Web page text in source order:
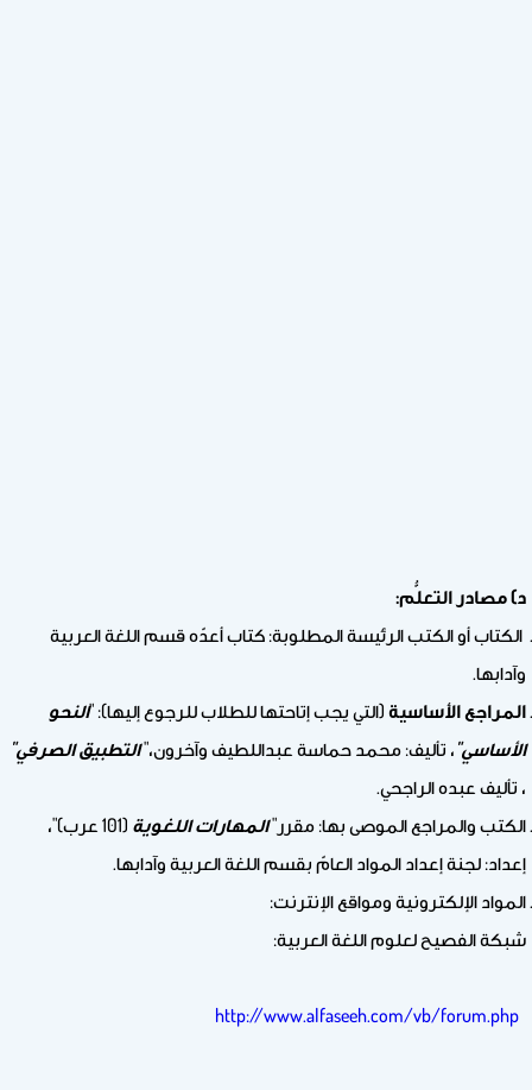
د) مصادر التعلُّم:
الكتاب أو الكتب الرئيسة المطلوبة: كتاب أعدّه قسم اللغة العربية
وآدابها.
المراجع الأساسية (التي يجب إتاحتها للطلاب للرجوع إليها): "النحو
الأساسي" ، تأليف: محمد حماسة عبداللطيف وآخرون،"التطبيق الصرفي"
، تأليف عبده الراجحي.
الكتب والمراجع الموصى بها: مقرر"المهارات اللغوية
(101 عرب)"،
إعداد: لجنة إعداد المواد العامّ بقسم اللغة العربية وآدابها.
المواد الإلكترونية ومواقع الإنترنت:
شبكة الفصيح لعلوم اللغة العربية:
http://www.alfaseeh.com/vb/forum.php